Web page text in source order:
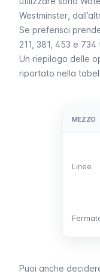
Westminster ,
Se preferisci
211, 381, 453 e
Un riepilogo delle
riportato nella
MEZZO
Linee
MEZZO
Linee
Puoi anche